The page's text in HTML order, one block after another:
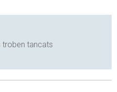
troben tancats